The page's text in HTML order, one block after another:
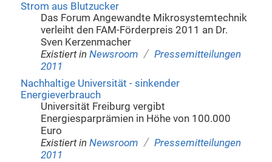
Strom aus Blutzucker
Das Forum Angewandte Mikrosystemtechnik
verleiht den FAM-Förderpreis 2011 an Dr.
Sven Kerzenmacher
Existiert in Newsroom / Pressemitteilungen
2011
Nachhaltige Universität - sinkender
Energieverbrauch
Universität Freiburg vergibt
Energiesparprämien in Höhe von 100.000
Euro
Existiert in Newsroom / Pressemitteilungen
2011